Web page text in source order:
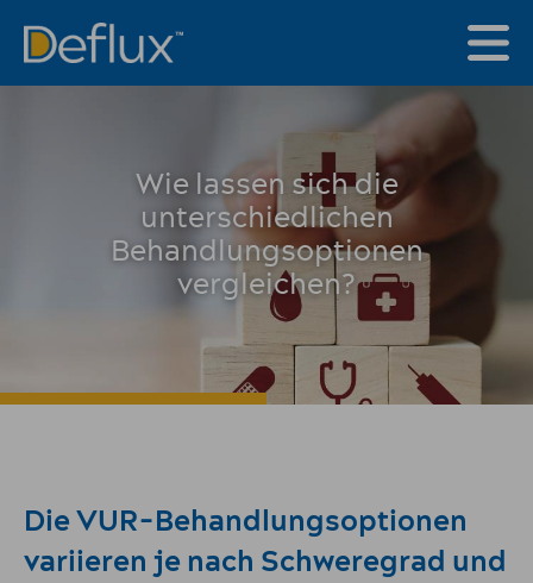
Wie lassen sich die
unterschiedlichen
Behandlungsoptionen
vergleichen?
Die VUR-Behandlungsoptionen
variieren je nach Schweregrad und